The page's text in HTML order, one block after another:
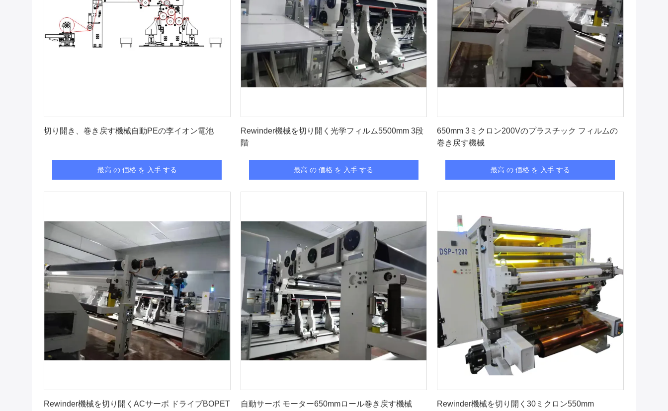
切り開き、巻き戻す機械自動PEの李イオン電池
最高 の 価格 を 入手 する
Rewinder機械を切り開く光学フィルム5500mm 3段
階
最高 の 価格 を 入手 する
650mm 3ミクロン200Vのプラスチック フィルムの
巻き戻す機械
最高 の 価格 を 入手 する
Rewinder機械を切り開くACサーボ ドライブBOPET
自動サーボ モーター650mmロール巻き戻す機械
Rewinder機械を切り開く30ミクロン550mm